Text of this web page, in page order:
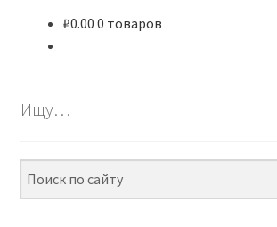
ПО НАВЫКАМ
₽0.00 0 товаров
Ищу…